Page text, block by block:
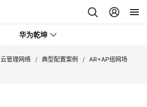
华为乾坤
云管理网络 / 典型配置案例 / AR+AP组网场